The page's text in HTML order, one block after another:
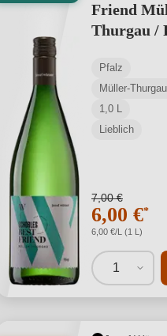
Friend
Thurgau /
Pfalz
Müller-
1,0 L
Lieblich
7,00 €
6,00 €*
6,00 €/L (1 L)
1